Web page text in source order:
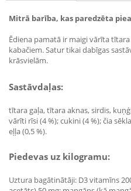
Mitrā barība, kas paredzēta
Ēdiena pamatā ir maigi vārīta
kabačiem. Satur tikai dabīgas
krāsvielām.
Sastāvdaļas:
tītara gaļa, tītara aknas, sirdis,
vārīti rīsi (4 %); cukini (4 %); čia
eļļa (0,5 %).
Piedevas uz kilogramu:
Uztura bagātinātāji: D3 vitamīns